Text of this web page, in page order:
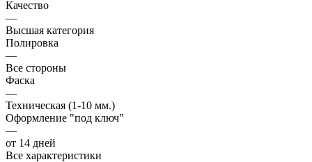
Качество
—
Высшая категория
Полировка
—
Все стороны
Фаска
—
Техническая (1-10 мм.)
Оформление "под ключ"
—
от 14 дней
Все характеристики